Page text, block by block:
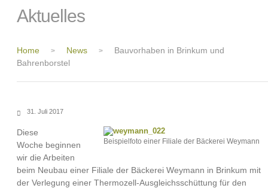
Aktuelles
Home > News >
Bauvorhaben in Brinkum und
Bahrenborstel
31. Juli 2017
Beispielfoto einer Filiale der Bäckerei Weymann
Diese
Woche beginnen
wir die Arbeiten
beim Neubau einer Filiale der Bäckerei Weymann in Brinkum mit
der Verlegung einer Thermozell-Ausgleichsschüttung für den